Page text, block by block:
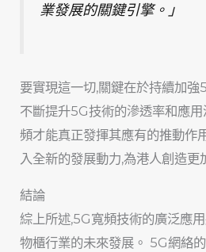
業發展的關鍵引擎。」
要實現這一切,關鍵在於持續加
不斷提升5G技術的滲透率和應
頻才能真正發揮其應有的推動作
入全新的發展動力,為港人創造更
結論
綜上所述,5G寬頻技術的廣泛應
物櫃行業的未來發展。 5G網絡